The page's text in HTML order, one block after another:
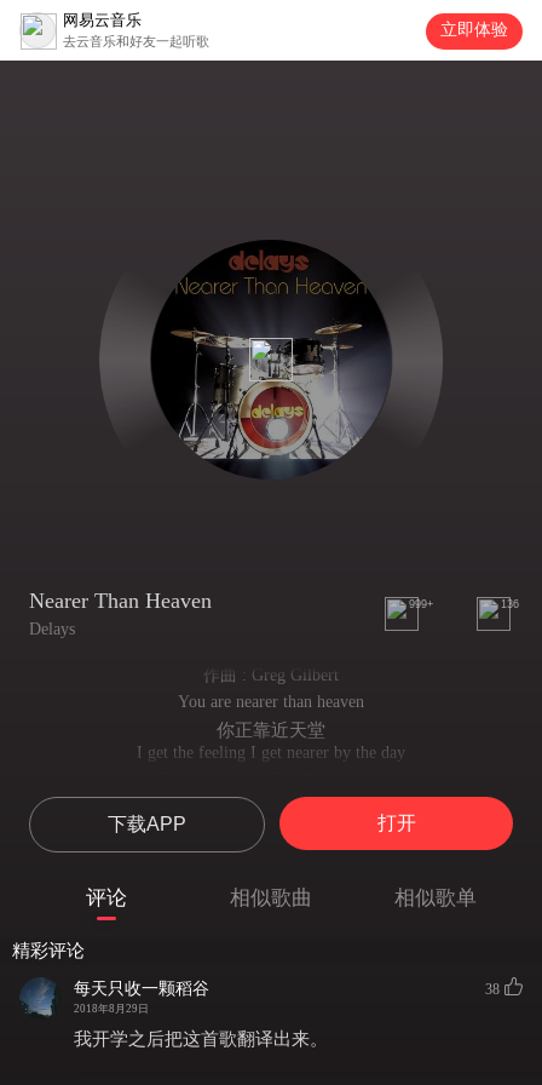
网易云音乐
去云音乐和好友一起听歌
立即体验
Nearer Than Heaven
Delays
999+ 136
作曲 : Greg Gilbert
You are nearer than heaven
你正靠近天堂
I get the feeling I get nearer by the day
I've seen the people go forever descending
我看到人们不断远离它
It's when we're all inside
That summer's on the way
暴力带来简单 金钱点亮屋子
奇怪的晚间新闻头条
下载APP 打开
评论 相似歌曲 相似歌单
精彩评论
每天只收一颗稻谷
2018年8月29日
38
我开学之后把这首歌翻译出来。